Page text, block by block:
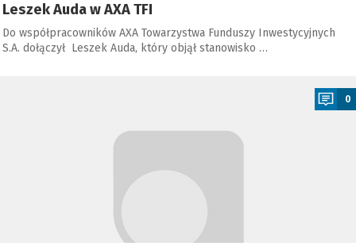
Leszek Auda w AXA TFI
Do współpracowników AXA Towarzystwa Funduszy Inwestycyjnych
S.A. dołączył Leszek Auda, który objął stanowisko …
0